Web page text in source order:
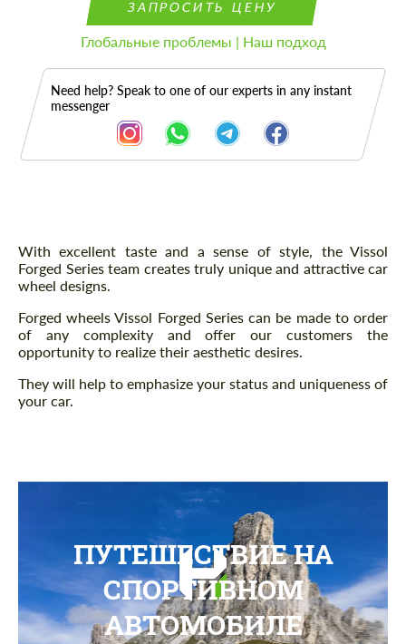
ЗАПРОСИТЬ ЦЕНУ
Глобальные проблемы | Наш подход
Need help? Speak to one of our experts in any instant
messenger
Описание
With excellent taste and a sense of style, the Vissol
Forged Series team creates truly unique and attractive car
wheel designs.
Forged wheels Vissol Forged Series can be made to order
of any complexity and offer our customers the
opportunity to realize their aesthetic desires.
They will help to emphasize your status and uniqueness of
your car.
ПУТЕШЕСТВИЕ НА
СПОРТИВНОМ
АВТОМОБИЛЕ